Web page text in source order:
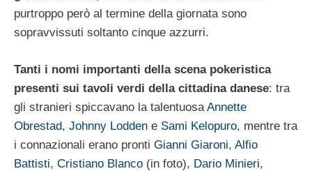
purtroppo però al termine della giornata sono
sopravvissuti soltanto cinque azzurri.
Tanti i nomi importanti della scena pokeristica
presenti sui tavoli verdi della cittadina danese: tra
gli stranieri spiccavano la talentuosa Annette
Obrestad, Johnny Lodden e Sami Kelopuro, mentre tra
i connazionali erano pronti Gianni Giaroni, Alfio
Battisti, Cristiano Blanco (in foto), Dario Minieri,